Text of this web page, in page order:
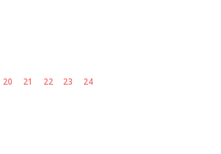
20 21 22 23 24